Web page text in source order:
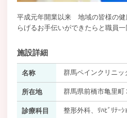
平成元年開業以来 地域の皆様の
らげるお手伝いができたらと職員一
施設詳細
名称 群馬ペインクリニッ
所在地 群馬県前橋市亀里町
診療科目 整形外科、ﾘﾊﾋﾞﾘﾃｰ